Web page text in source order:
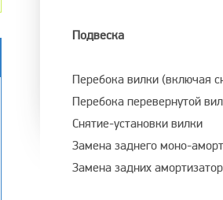
Подвеска
Перебока вилки (включая
Перебока перевернутой
Снятие-установки вилки
Замена заднего моно-
Замена задних